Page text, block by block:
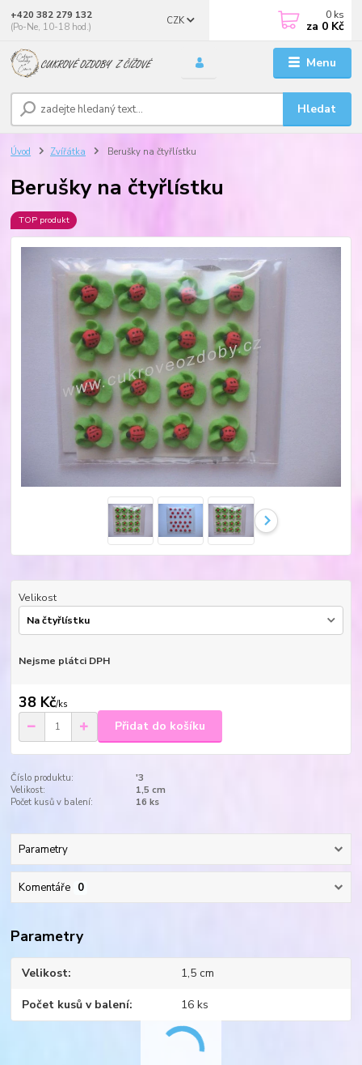
Menu
CZK
Hledat
+420 382 279 132
(Po-Ne, 10-18 hod.)
0 ks
za 0 Kč
Úvod Zvířátka Berušky na čtyřlístku
Berušky na čtyřlístku
TOP produkt
Velikost
Nejsme plátci DPH
38 Kč/ks
Přidat do košíku
Číslo produktu:
'3
Velikost:
1,5 cm
Počet kusů v balení:
16 ks
Parametry
Komentáře 0
Parametry
Velikost 1,5 cm
Počet kusů v balení 16 ks